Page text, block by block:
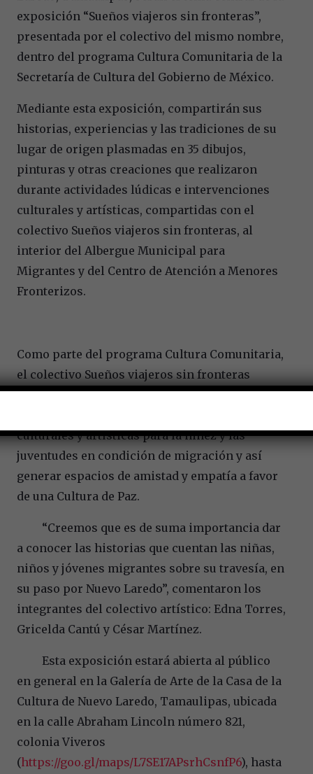
exposición “Sueños viajeros sin fronteras”,
presentada por el colectivo del mismo nombre,
dentro del programa Cultura Comunitaria de la
Secretaría de Cultura del Gobierno de México.
Mediante esta exposición, compartirán sus
historias, experiencias y las tradiciones de su
lugar de origen plasmadas en 35 dibujos,
pinturas y otras creaciones que realizaron
durante actividades lúdicas e intervenciones
culturales y artísticas, compartidas con el
colectivo Sueños viajeros sin fronteras, al
interior del Albergue Municipal para
Migrantes y del Centro de Atención a Menores
Fronterizos.
Como parte del programa Cultura Comunitaria,
el colectivo Sueños viajeros sin fronteras
trabaja en dos albergues de Nuevo Laredo, con
culturales y artísticas para la niñez y las
juventudes en condición de migración y así
generar espacios de amistad y empatía a favor
de una Cultura de Paz.
“Creemos que es de suma importancia dar
a conocer las historias que cuentan las niñas,
niños y jóvenes migrantes sobre su travesía, en
su paso por Nuevo Laredo”, comentaron los
integrantes del colectivo artístico: Edna Torres,
Gricelda Cantú y César Martínez.
Esta exposición estará abierta al público
en general en la Galería de Arte de la Casa de la
Cultura de Nuevo Laredo, Tamaulipas, ubicada
en la calle Abraham Lincoln número 821,
colonia Viveros
(https://goo.gl/maps/L7SE17APsrhCsnfP6), hasta